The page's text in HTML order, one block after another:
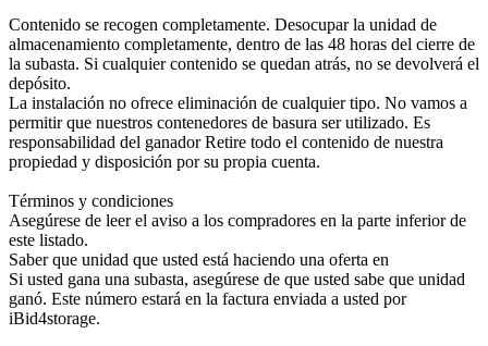
Contenido se recogen completamente. Desocupar la unidad de
almacenamiento completamente, dentro de las 48 horas del cierre de
la subasta. Si cualquier contenido se quedan atrás, no se devolverá el
depósito.
La instalación no ofrece eliminación de cualquier tipo. No vamos a
permitir que nuestros contenedores de basura ser utilizado. Es
responsabilidad del ganador Retire todo el contenido de nuestra
propiedad y disposición por su propia cuenta.
Términos y condiciones
Asegúrese de leer el aviso a los compradores en la parte inferior de
este listado.
Saber que unidad que usted está haciendo una oferta en
Si usted gana una subasta, asegúrese de que usted sabe que unidad
ganó. Este número estará en la factura enviada a usted por
iBid4storage.